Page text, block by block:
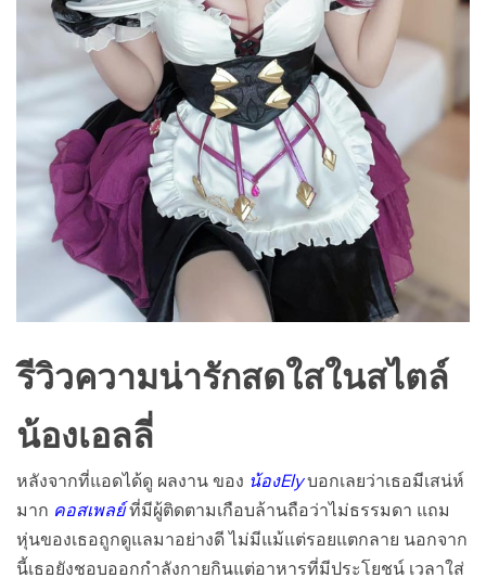
รีวิวความน่ารักสดใสในสไตล์
น้องเอลลี่
หลังจากที่แอดได้ดู ผลงาน ของ น้องElyบอกเลยว่าเธอมีเสน่ห์
มาก คอสเพลย์ที่มีผู้ติดตามเกือบล้านถือว่าไม่ธรรมดา แถม
หุ่นของเธอถูกดูแลมาอย่างดี ไม่มีแม้แต่รอยแตกลาย นอกจาก
นี้เธอยังชอบออกกำลังกายกินแต่อาหารที่มีประโยชน์ เวลาใส่